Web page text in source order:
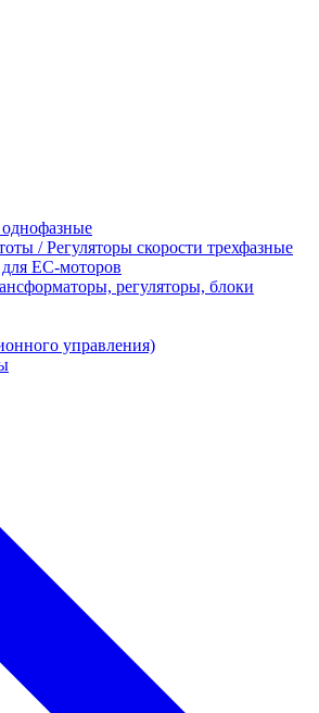
однофазные
/ Регуляторы скорости трехфазные
для ЕС-моторов
регуляторы, блоки
управления)